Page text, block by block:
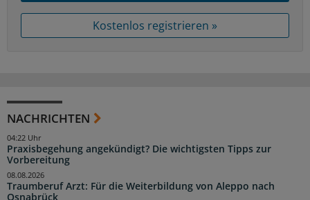
Kostenlos registrieren »
NACHRICHTEN
Praxisbegehung angekündigt? Die wichtigsten Tipps zur
Vorbereitung
04:22 Uhr
Traumberuf Arzt: Für die Weiterbildung von Aleppo nach
Osnabrück
08.08.2026